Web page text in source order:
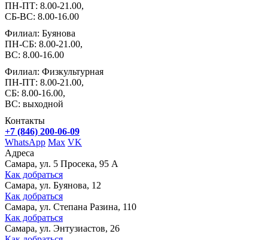
ПН-ПТ: 8.00-21.00,
СБ-ВС: 8.00-16.00
Филиал: Буянова
ПН-СБ: 8.00-21.00,
ВС: 8.00-16.00
Филиал: Физкультурная
ПН-ПТ: 8.00-21.00,
СБ: 8.00-16.00,
ВС: выходной
Контакты
+7 (846) 200-06-09
WhatsApp Max VK
Адреса
Самара, ул. 5 Просека, 95 А
Как добраться
Самара, ул. Буянова, 12
Как добраться
Самара, ул. Степана Разина, 110
Как добраться
Самара, ул. Энтузиастов, 26